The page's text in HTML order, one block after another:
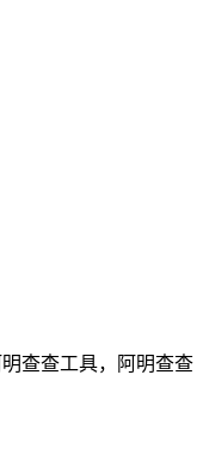
查查工具，阿明查查